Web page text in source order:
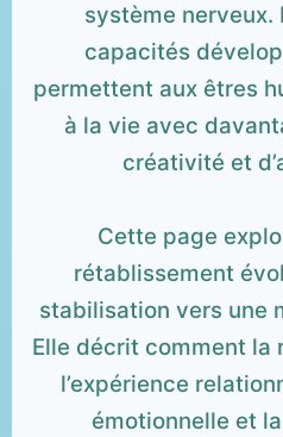
système nerveux.
capacités
permettent aux êtres
à la vie avec
créativité et
Cette page
rétablissement
stabilisation vers une
Elle décrit comment la
l’expérience
émotionnelle et